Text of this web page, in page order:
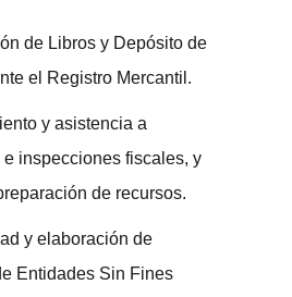
de Libros y Depósito de
el Registro Mercantil.
y asistencia a
e inspecciones fiscales, y
de recursos.
y elaboración de
Entidades Sin Fines